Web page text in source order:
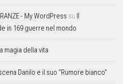
- My WordPress su Il
in 169 guerre nel mondo
magia della vita
Danilo e il suo “Rumore bianco”